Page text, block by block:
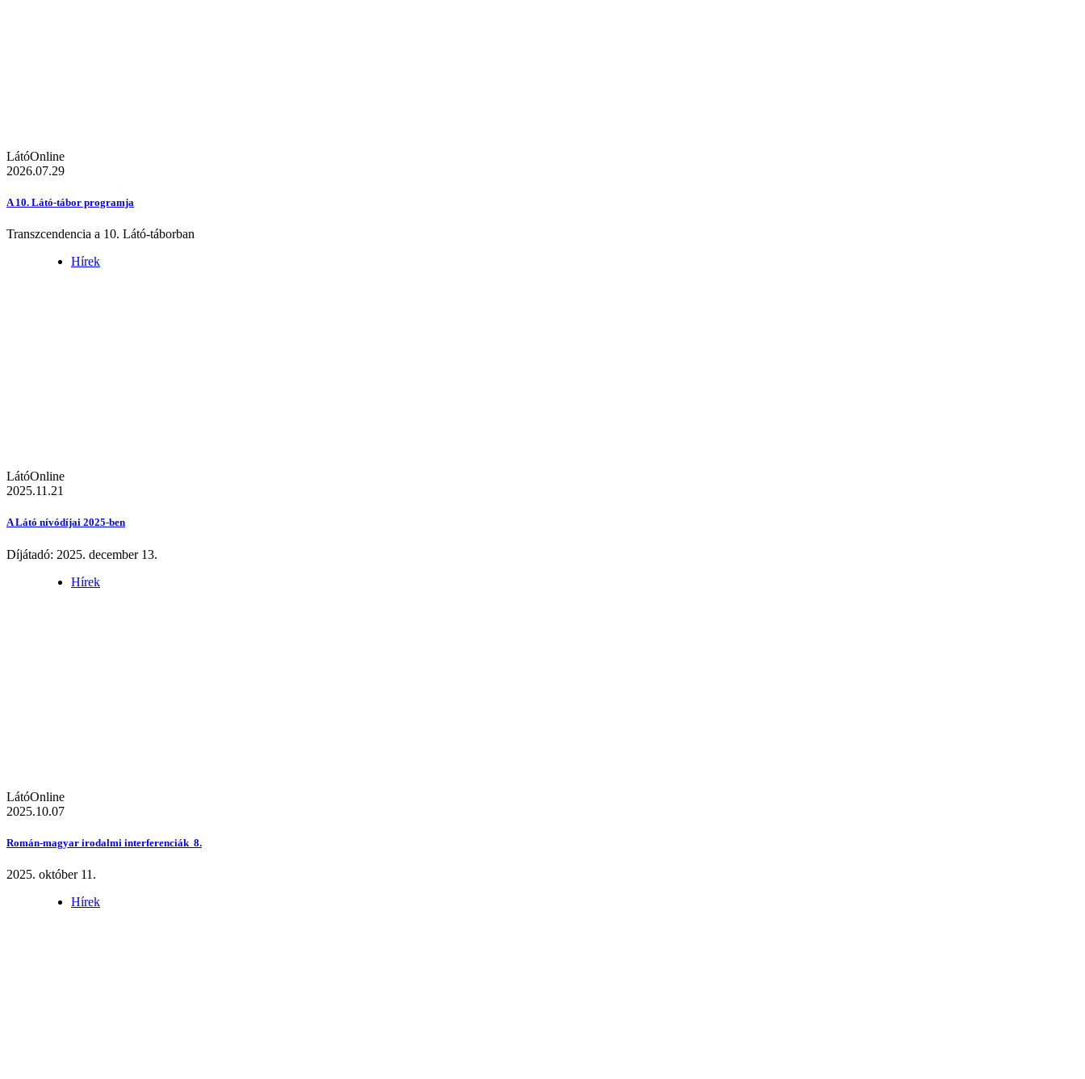
LátóOnline
2026.07.29
A 10. Látó-tábor programja
Transzcendencia a 10. Látó-táborban
Hírek
LátóOnline
2025.11.21
A Látó nívódíjai 2025-ben
Díjátadó: 2025. december 13.
Hírek
LátóOnline
2025.10.07
Román-magyar irodalmi interferenciák 8.
2025. október 11.
Hírek